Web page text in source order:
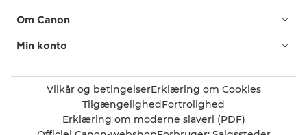
Om Canon
Min konto
Vilkår og betingelserErklæring om Cookies
TilgængelighedFortrolighed
Erklæring om moderne slaveri (PDF)